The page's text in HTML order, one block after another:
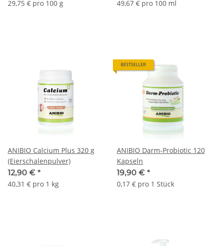
29,75 € pro 100 g 49,67 € pro 100 ml
ANIBIO Calcium Plus 320 g
(Eierschalenpulver)
12,90 € *
40,31 € pro 1 kg
BESTSELLER
ANIBIO Darm-Probiotic 120
Kapseln
19,90 € *
0,17 € pro 1 Stück